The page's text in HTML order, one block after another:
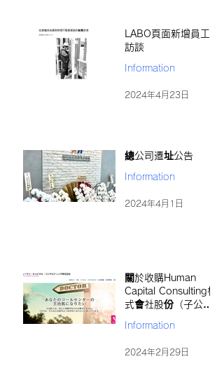
LABO頁面新增員工
訪談
Information
2024年4月23日
總公司遷址公告
Information
2024年4月1日
關於收購Human
Capital Consulting株
式會社股份（子公司
Information
2024年2月29日